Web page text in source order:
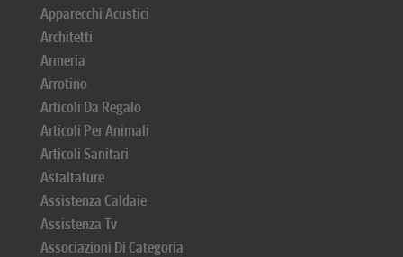
Apparecchi Acustici
Architetti
Armeria
Arrotino
Articoli Da Regalo
Articoli Per Animali
Articoli Sanitari
Asfaltature
Assistenza Caldaie
Assistenza Tv
Associazioni Di Categoria